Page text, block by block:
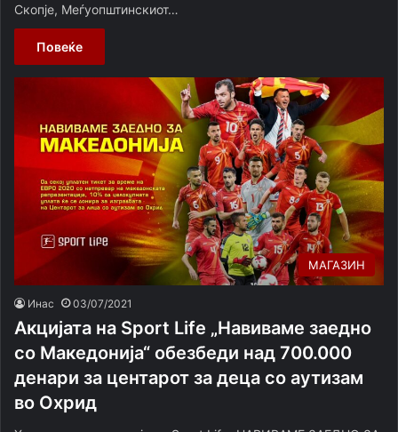
Скопје, Меѓуопштинскиот…
Повеќе
МАГАЗИН
Инас 03/07/2021
Акцијата на Sport Life „Навиваме заедно
со Македонија“ обезбеди над 700.000
денари за центарот за деца со аутизам
во Охрид